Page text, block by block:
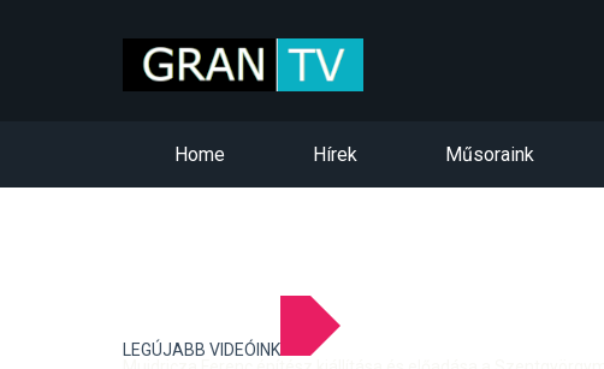
Home Hírek Műsoraink
LEGÚJABB VIDEÓINK